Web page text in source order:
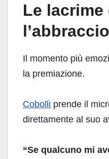
Le lacrime
Il momento più
la premiazione.
Cobolli prende il
direttamente al suo
“Se qualcuno mi